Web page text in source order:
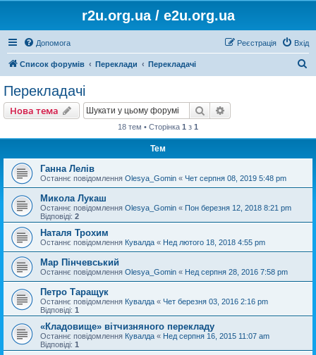
r2u.org.ua / e2u.org.ua
Допомога Вхід
Реєстрація
Список форумів Переклади Перекладачі
Перекладачі
Нова тема Пошук
18 тем • Сторінка 1 з 1
Тем
Ганна Лелів
Останнє повідомлення Olesya_Gomin « Чет серпня 08, 2019 5:48 pm
Микола Лукаш
Останнє повідомлення Olesya_Gomin « Пон березня 12, 2018 8:21 pm
Відповіді: 2
Наталя Трохим
Останнє повідомлення Кувалда « Нед лютого 18, 2018 4:55 pm
Мар Пінчевський
Останнє повідомлення Olesya_Gomin « Нед серпня 28, 2016 7:58 pm
Петро Таращук
Останнє повідомлення Кувалда « Чет березня 03, 2016 2:16 pm
Відповіді: 1
«Кладовище» вітчизняного перекладу
Останнє повідомлення Кувалда « Нед серпня 16, 2015 11:07 am
Відповіді: 1